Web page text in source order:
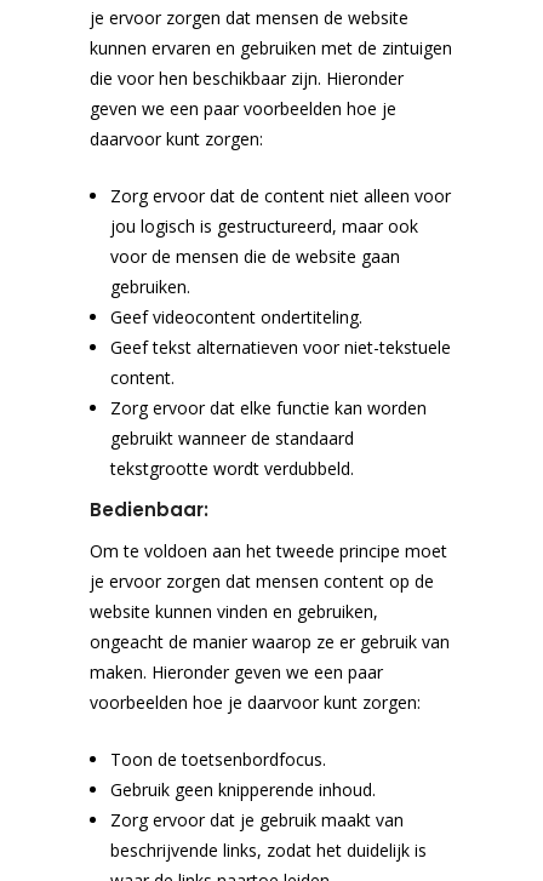
je ervoor zorgen dat mensen de website
kunnen ervaren en gebruiken met de zintuigen
die voor hen beschikbaar zijn. Hieronder
geven we een paar voorbeelden hoe je
daarvoor kunt zorgen:
Zorg ervoor dat de content niet alleen voor
jou logisch is gestructureerd, maar ook
voor de mensen die de website gaan
gebruiken.
Geef videocontent ondertiteling.
Geef tekst alternatieven voor niet-tekstuele
content.
Zorg ervoor dat elke functie kan worden
gebruikt wanneer de standaard
tekstgrootte wordt verdubbeld.
Bedienbaar:
Om te voldoen aan het tweede principe moet
je ervoor zorgen dat mensen content op de
website kunnen vinden en gebruiken,
ongeacht de manier waarop ze er gebruik van
maken. Hieronder geven we een paar
voorbeelden hoe je daarvoor kunt zorgen:
Toon de toetsenbordfocus.
Gebruik geen knipperende inhoud.
Zorg ervoor dat je gebruik maakt van
beschrijvende links, zodat het duidelijk is